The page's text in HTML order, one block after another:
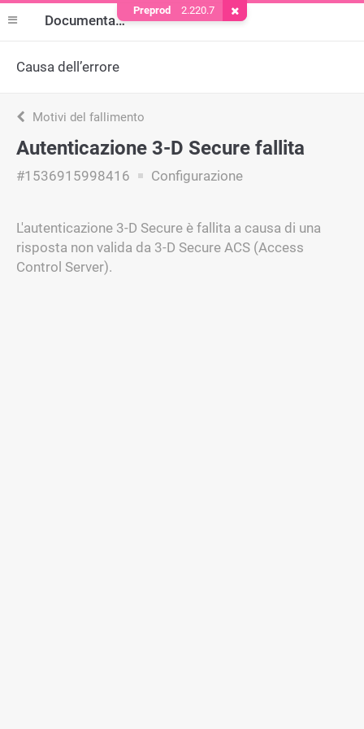
Documentazione
Causa dell’errore
Motivi del fallimento
Autenticazione 3-D Secure fallita
#1536915998416 Configurazione
L'autenticazione 3-D Secure è fallita a causa di una
risposta non valida da 3-D Secure ACS (Access
Control Server).
Preprod 2.220.7 Rimuovere il cookie